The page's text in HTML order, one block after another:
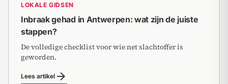
LOKALE GIDSEN
Inbraak gehad in Antwerpen: wat zijn de juiste
stappen?
De volledige checklist voor wie net slachtoffer is
geworden.
Lees artikel arrow_forward